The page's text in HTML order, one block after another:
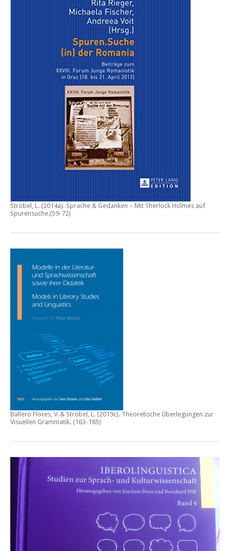
Ströbel, L. (2014a). Sprache & Gedanken – Mit Sherlock Holmes auf
Spurensuche.(59-72)
Ballero Flores, V. & Ströbel, L. (2019c). Theoretische Überlegungen zur
Visuellen Grammatik. (163-185)